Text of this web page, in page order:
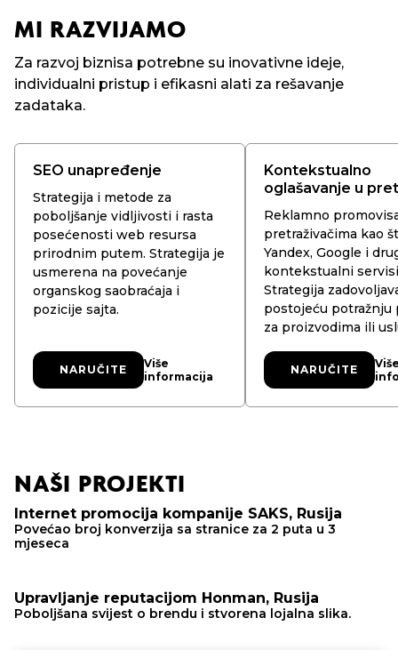
MI RAZVIJAMO
Za razvoj biznisa potrebne su inovativne ideje,
individualni pristup i efikasni alati za rešavanje
zadataka.
SEO unapređenje
Strategija i metode za
poboljšanje vidljivosti i rasta
posećenosti web resursa
prirodnim putem. Strategija je
usmerena na povećanje
organskog saobraćaja i
pozicije sajta.
NARUČITE
NARUČITE
Više
informacija
Kontekstualno
oglašavanje u
Reklamno
pretraživačima kao
Yandex, Google i
kontekstualni
Strategija
postojeću potražnju
za proizvodima ili
NARUČITE
NARUČITE
NAŠI PROJEKTI
Internet promocija kompanije SAKS, Rusija
Povećao broj konverzija sa stranice za 2 puta u 3
mjeseca
Upravljanje reputacijom Honman, Rusija
Poboljšana svijest o brendu i stvorena lojalna slika.